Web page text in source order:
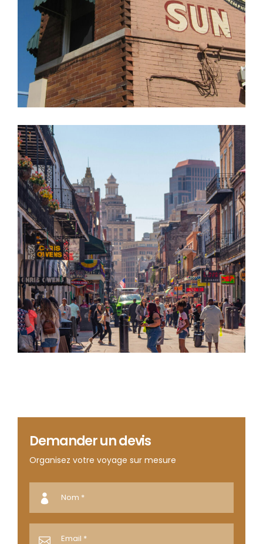
Demander un devis
Organisez votre voyage sur mesure